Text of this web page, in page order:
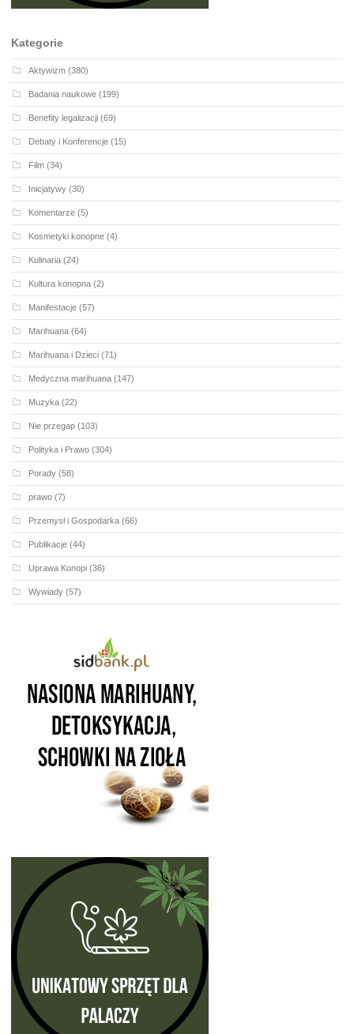
Kategorie
Aktywizm (380)
Badania naukowe (199)
Benefity legalizacji (69)
Debaty i Konferencje (15)
Film (34)
Inicjatywy (30)
Komentarze (5)
Kosmetyki konopne (4)
Kulinaria (24)
Kultura konopna (2)
Manifestacje (57)
Marihuana (64)
Marihuana i Dzieci (71)
Medyczna marihuana (147)
Muzyka (22)
Nie przegap (103)
Polityka i Prawo (304)
Porady (58)
prawo (7)
Przemysł i Gospodarka (66)
Publikacje (44)
Uprawa Konopi (36)
Wywiady (57)